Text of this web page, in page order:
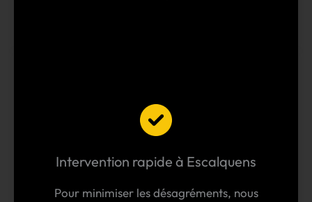
Intervention rapide à Escalquens
Pour minimiser les désagréments, nous